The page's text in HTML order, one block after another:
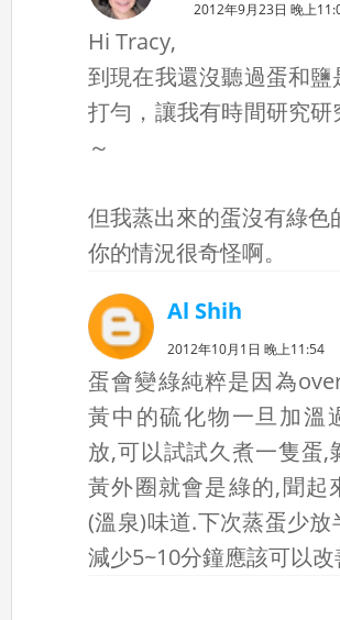
2012年9月23日 晚上
Hi Tracy,
到現在我還沒聽過蛋和鹽
打勻，讓我有時間研究研
～
但我蒸出來的蛋沒有綠色
你的情況很奇怪啊。
Al Shih
2012年10月1日 晚上11:54
蛋會變綠純粹是因為
黃中的硫化物一旦加溫
放,可以試試久煮一隻蛋,
黃外圈就會是綠的,聞起
(溫泉)味道.下次蒸蛋少
減少5~10分鐘應該可以改